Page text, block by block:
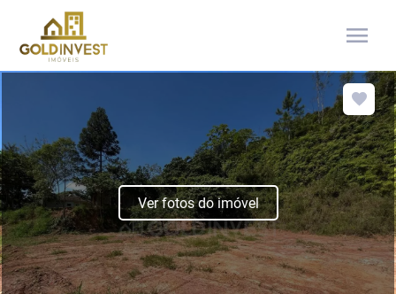
menu
Ver fotos do imóvel